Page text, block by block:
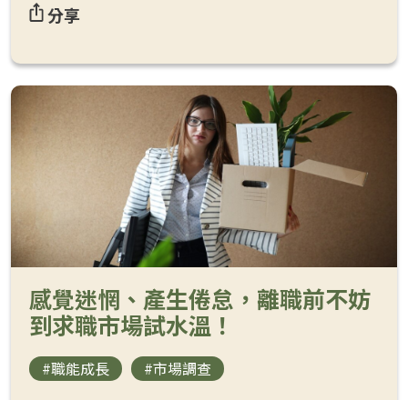
分享
感覺迷惘、產生倦怠，離職前不妨
到求職市場試水溫！
#職能成長 #市場調查